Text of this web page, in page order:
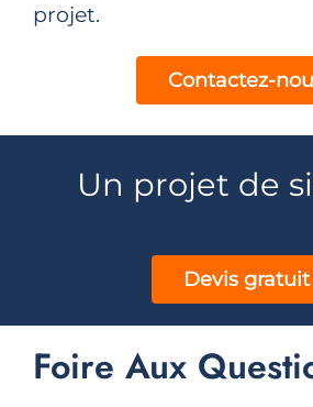
projet.
Contactez-
Un projet de
Devis gratuit
Foire Aux